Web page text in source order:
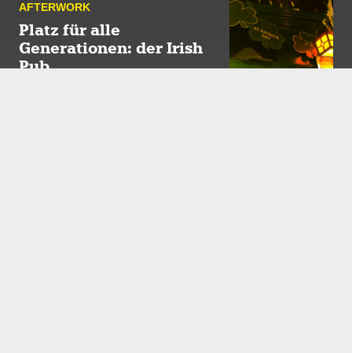
AFTER­WORK
Platz für alle
Generationen: der Irish
Pub